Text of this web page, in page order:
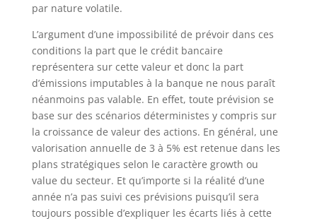
par nature volatile.
L’argument d’une impossibilité de prévoir dans ces
conditions la part que le crédit bancaire
représentera sur cette valeur et donc la part
d’émissions imputables à la banque ne nous paraît
néanmoins pas valable. En effet, toute prévision se
base sur des scénarios déterministes y compris sur
la croissance de valeur des actions. En général, une
valorisation annuelle de 3 à 5% est retenue dans les
plans stratégiques selon le caractère growth ou
value du secteur. Et qu’importe si la réalité d’une
année n’a pas suivi ces prévisions puisqu’il sera
toujours possible d’expliquer les écarts liés à cette